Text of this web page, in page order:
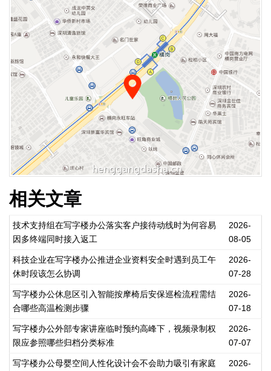
相关文章
技术支持组在写字楼办公落实客户接待动线时为何容易
因多终端同时接入返工
2026-
08-05
科技企业在写字楼办公推进企业资料安全时遇到员工午
休时段该怎么协调
2026-
07-28
写字楼办公休息区引入智能按摩椅后安保巡检流程需结
合哪些高温检测步骤
2026-
07-18
写字楼办公外部专家讲座临时预约高峰下，视频录制权
限应参照哪些归档分类标准
2026-
07-07
写字楼办公母婴空间人性化设计会不会助力吸引有家庭
2026-